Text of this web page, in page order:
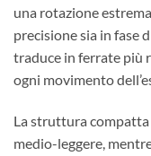
una rotazione
precisione sia in fase
traduce in ferrate più
ogni movimento
La struttura
medio-leggere,